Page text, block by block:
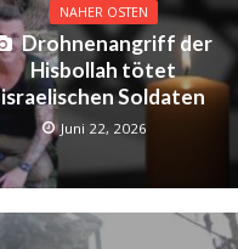
NAHER OSTEN
Drohnenangriff der
Hisbollah tötet
israelischen Soldaten
Juni 22, 2026